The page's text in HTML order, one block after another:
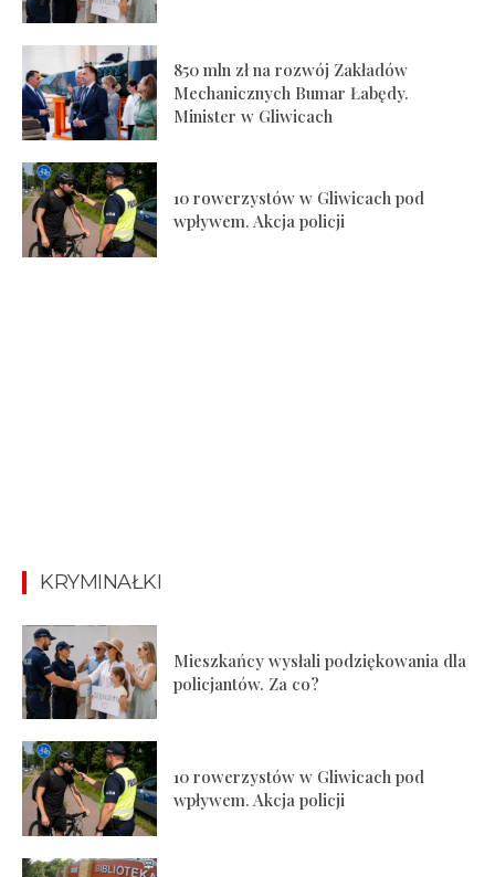
850 mln zł na rozwój Zakładów
Mechanicznych Bumar Łabędy.
Minister w Gliwicach
10 rowerzystów w Gliwicach pod
wpływem. Akcja policji
KRYMINAŁKI
Mieszkańcy wysłali podziękowania dla
policjantów. Za co?
10 rowerzystów w Gliwicach pod
wpływem. Akcja policji